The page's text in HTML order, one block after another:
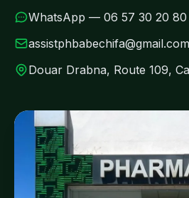
WhatsApp — 06 57 30 20 80
assistphbabechifa@gmail.com
Douar Drabna, Route 109,